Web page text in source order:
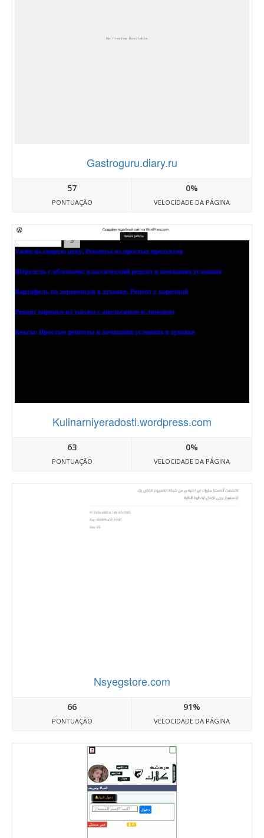
Gastroguru.diary.ru
57
PONTUAÇÃO
0%
VELOCIDADE DA PÁGINA
Kulinarniyeradosti.wordpress.com
63
PONTUAÇÃO
0%
VELOCIDADE DA PÁGINA
Nsyegstore.com
66
PONTUAÇÃO
91%
VELOCIDADE DA PÁGINA